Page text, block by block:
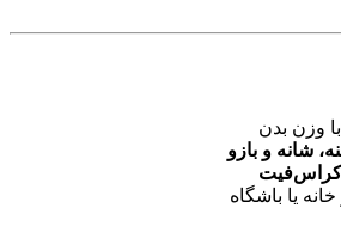
وزن بدن
شانه و بازو
کراس‌فیت
یا باشگاه